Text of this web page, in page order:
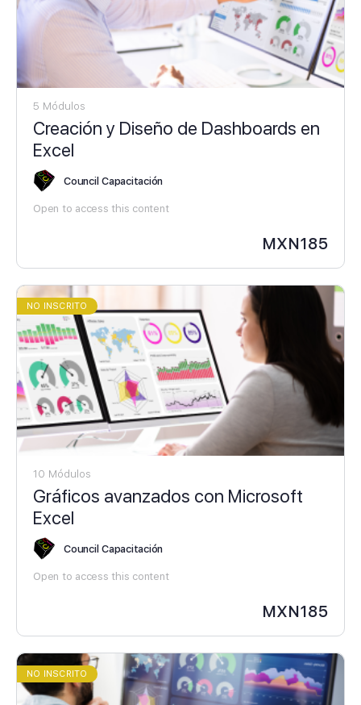
5 Módulos
Creación y Diseño de Dashboards en
Excel
Council Capacitación
Open to access this content
MXN185
NO INSCRITO
10 Módulos
Gráficos avanzados con Microsoft
Excel
Council Capacitación
Open to access this content
MXN185
NO INSCRITO